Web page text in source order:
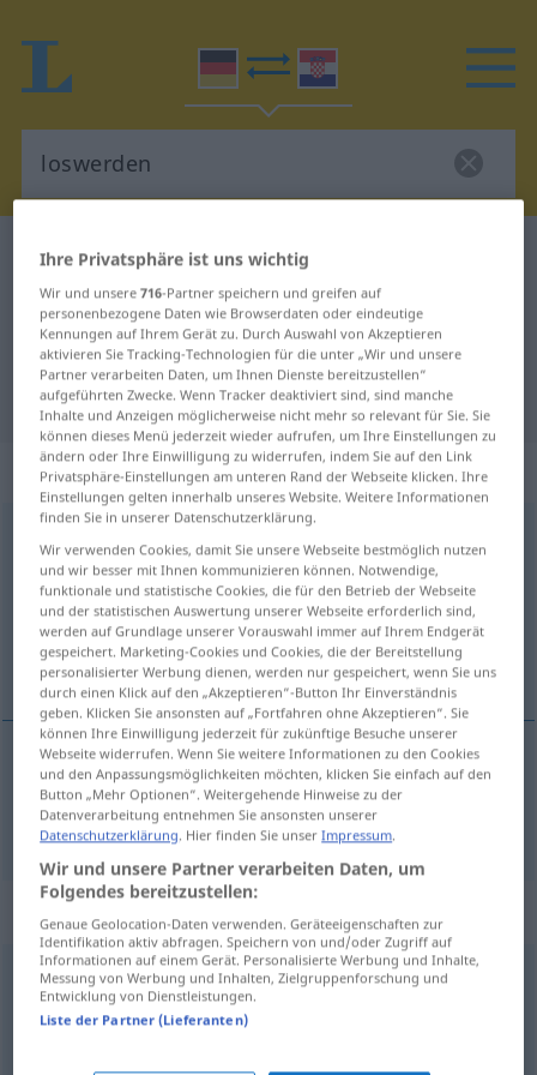
Deutsch-Kroatisch Wörterbuch
Deutsch-Kroatisch Übersetzung für
"loswerden"
"loswerden" Kroatisch Übersetzung
„loswerden“
Übersicht aller Übersetzungen
(Für mehr Details die Übersetzung anklicken/antippen)
osloboditi se, riješiti se
osloboditise,riješitise AKK/GEN loswerden
Synonyme für "loswerden"
(etwas) überwinden,(etwas) abschütteln
Ihre Privatsphäre ist uns wichtig
Wir und unsere716-Partner speichern und greifen auf
personenbezogene Daten wie Browserdaten oder eindeutige
Kennungen auf Ihrem Gerät zu. Durch Auswahl von Akzeptieren
aktivieren Sie Tracking-Technologien für die unter „Wir und unsere
Partner verarbeiten Daten, um Ihnen Dienste bereitzustellen“
aufgeführten Zwecke. Wenn Tracker deaktiviert sind, sind manche
Inhalte und Anzeigen möglicherweise nicht mehr so relevant für Sie. Sie
können dieses Menü jederzeit wieder aufrufen, um Ihre Einstellungen zu
ändern oder Ihre Einwilligung zu widerrufen, indem Sie auf den Link
Privatsphäre-Einstellungen am unteren Rand der Webseite klicken. Ihre
Einstellungen gelten innerhalb unseres Website. Weitere Informationen
finden Sie in unserer Datenschutzerklärung.
Wir verwenden Cookies, damit Sie unsere Webseite bestmöglich nutzen
und wir besser mit Ihnen kommunizieren können. Notwendige,
funktionale und statistische Cookies, die für den Betrieb der Webseite
und der statistischen Auswertung unserer Webseite erforderlich sind,
werden auf Grundlage unserer Vorauswahl immer auf Ihrem Endgerät
gespeichert. Marketing-Cookies und Cookies, die der Bereitstellung
personalisierter Werbung dienen, werden nur gespeichert, wenn Sie uns
durch einen Klick auf den „Akzeptieren“-Button Ihr Einverständnis
geben. Klicken Sie ansonsten auf „Fortfahren ohne Akzeptieren“. Sie
können Ihre Einwilligung jederzeit für zukünftige Besuche unserer
Webseite widerrufen. Wenn Sie weitere Informationen zu den Cookies
und den Anpassungsmöglichkeiten möchten, klicken Sie einfach auf den
Button „Mehr Optionen“. Weitergehende Hinweise zu der
Datenverarbeitung entnehmen Sie ansonsten unserer
Datenschutzerklärung. Hier finden Sie unserImpressum.
Wir und unsere Partner verarbeiten Daten, um
Folgendes bereitzustellen:
Genaue Geolocation-Daten verwenden. Geräteeigenschaften zur
Identifikation aktiv abfragen. Speichern von und/oder Zugriff auf
Informationen auf einem Gerät. Personalisierte Werbung und Inhalte,
Messung von Werbung und Inhalten, Zielgruppenforschung und
Entwicklung von Dienstleistungen.
Liste der Partner (Lieferanten)